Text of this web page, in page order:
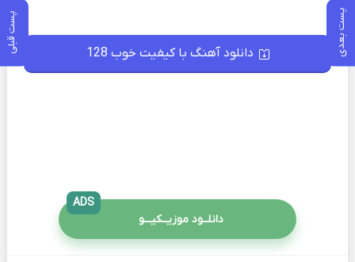
پست بعدی پست قبلی دانلود آهنگ با کیفیت خوب 128
دانلــود موزیــکیـــو
ADS